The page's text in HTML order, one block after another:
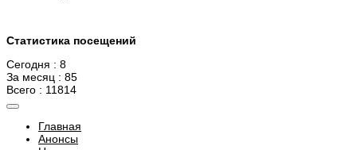
Статистика посещений
Сегодня : 8
За месяц : 85
Всего : 11814
Главная
Анонсы